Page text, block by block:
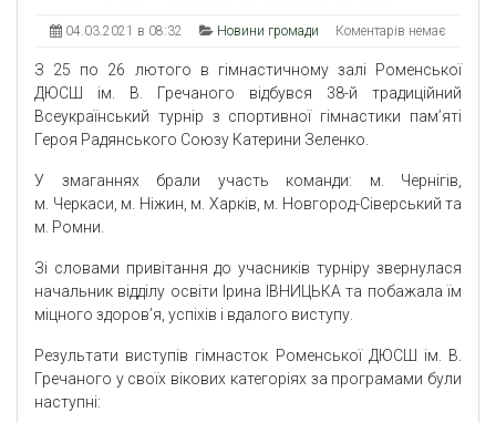
04.03.2021 в 08:32 Новини громади Коментарів немає
З 25 по 26 лютого в гімнастичному залі Роменської
ДЮСШ ім. В. Гречаного відбувся 38-й традиційний
Всеукраїнський турнір з спортивної гімнастики пам’яті
Героя Радянського Союзу Катерини Зеленко.
У змаганнях брали участь команди: м. Чернігів,
м. Черкаси, м. Ніжин, м. Харків, м. Новгород-Сіверський та
м. Ромни.
Зі словами привітання до учасників турніру звернулася
начальник відділу освіти Ірина ІВНИЦЬКА та побажала їм
міцного здоров’я, успіхів і вдалого виступу.
Результати виступів гімнасток Роменської ДЮСШ ім. В.
Гречаного у своїх вікових категоріях за програмами були
наступні: